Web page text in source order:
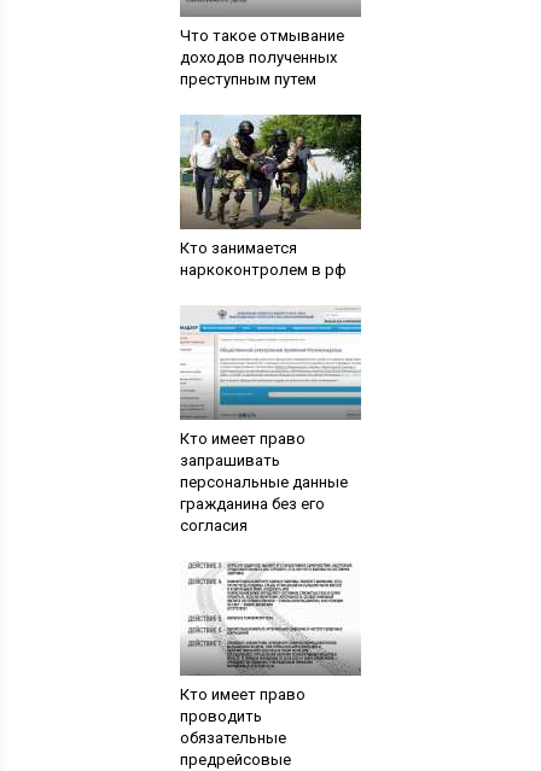
Что такое отмывание
доходов полученных
преступным путем
Кто занимается
наркоконтролем в рф
Кто имеет право
запрашивать
персональные данные
гражданина без его
согласия
Кто имеет право
проводить
обязательные
предрейсовые